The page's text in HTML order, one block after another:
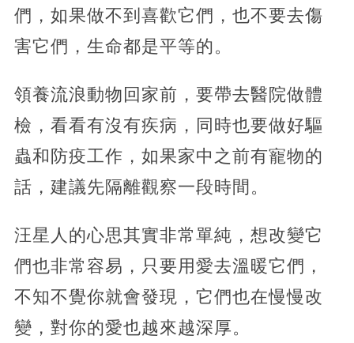
們，如果做不到喜歡它們，也不要去傷
害它們，生命都是平等的。
領養流浪動物回家前，要帶去醫院做體
檢，看看有沒有疾病，同時也要做好驅
蟲和防疫工作，如果家中之前有寵物的
話，建議先隔離觀察一段時間。
汪星人的心思其實非常單純，想改變它
們也非常容易，只要用愛去溫暖它們，
不知不覺你就會發現，它們也在慢慢改
變，對你的愛也越來越深厚。